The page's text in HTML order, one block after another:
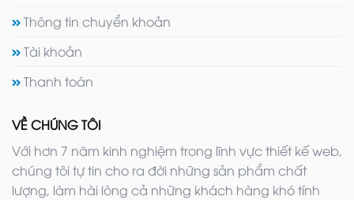
Thông tin chuyển khoản
Tài khoản
Thanh toán
VỀ CHÚNG TÔI
Với hơn 7 năm kinh nghiệm trong lĩnh vực thiết kế web,
chúng tôi tự tin cho ra đời những sản phẩm chất
lượng, làm hài lòng cả những khách hàng khó tính